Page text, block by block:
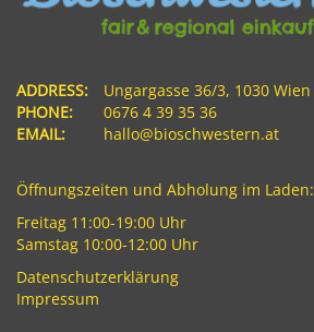
ADDRESS:
Ungargasse 36/3, 1030 Wien
PHONE:
0676 4 39 35 36
EMAIL:
hallo@bioschwestern.at
Öffnungszeiten und Abholung im Laden:
Freitag 11:00-19:00 Uhr
Samstag 10:00-12:00 Uhr
Datenschutzerklärung
Impressum